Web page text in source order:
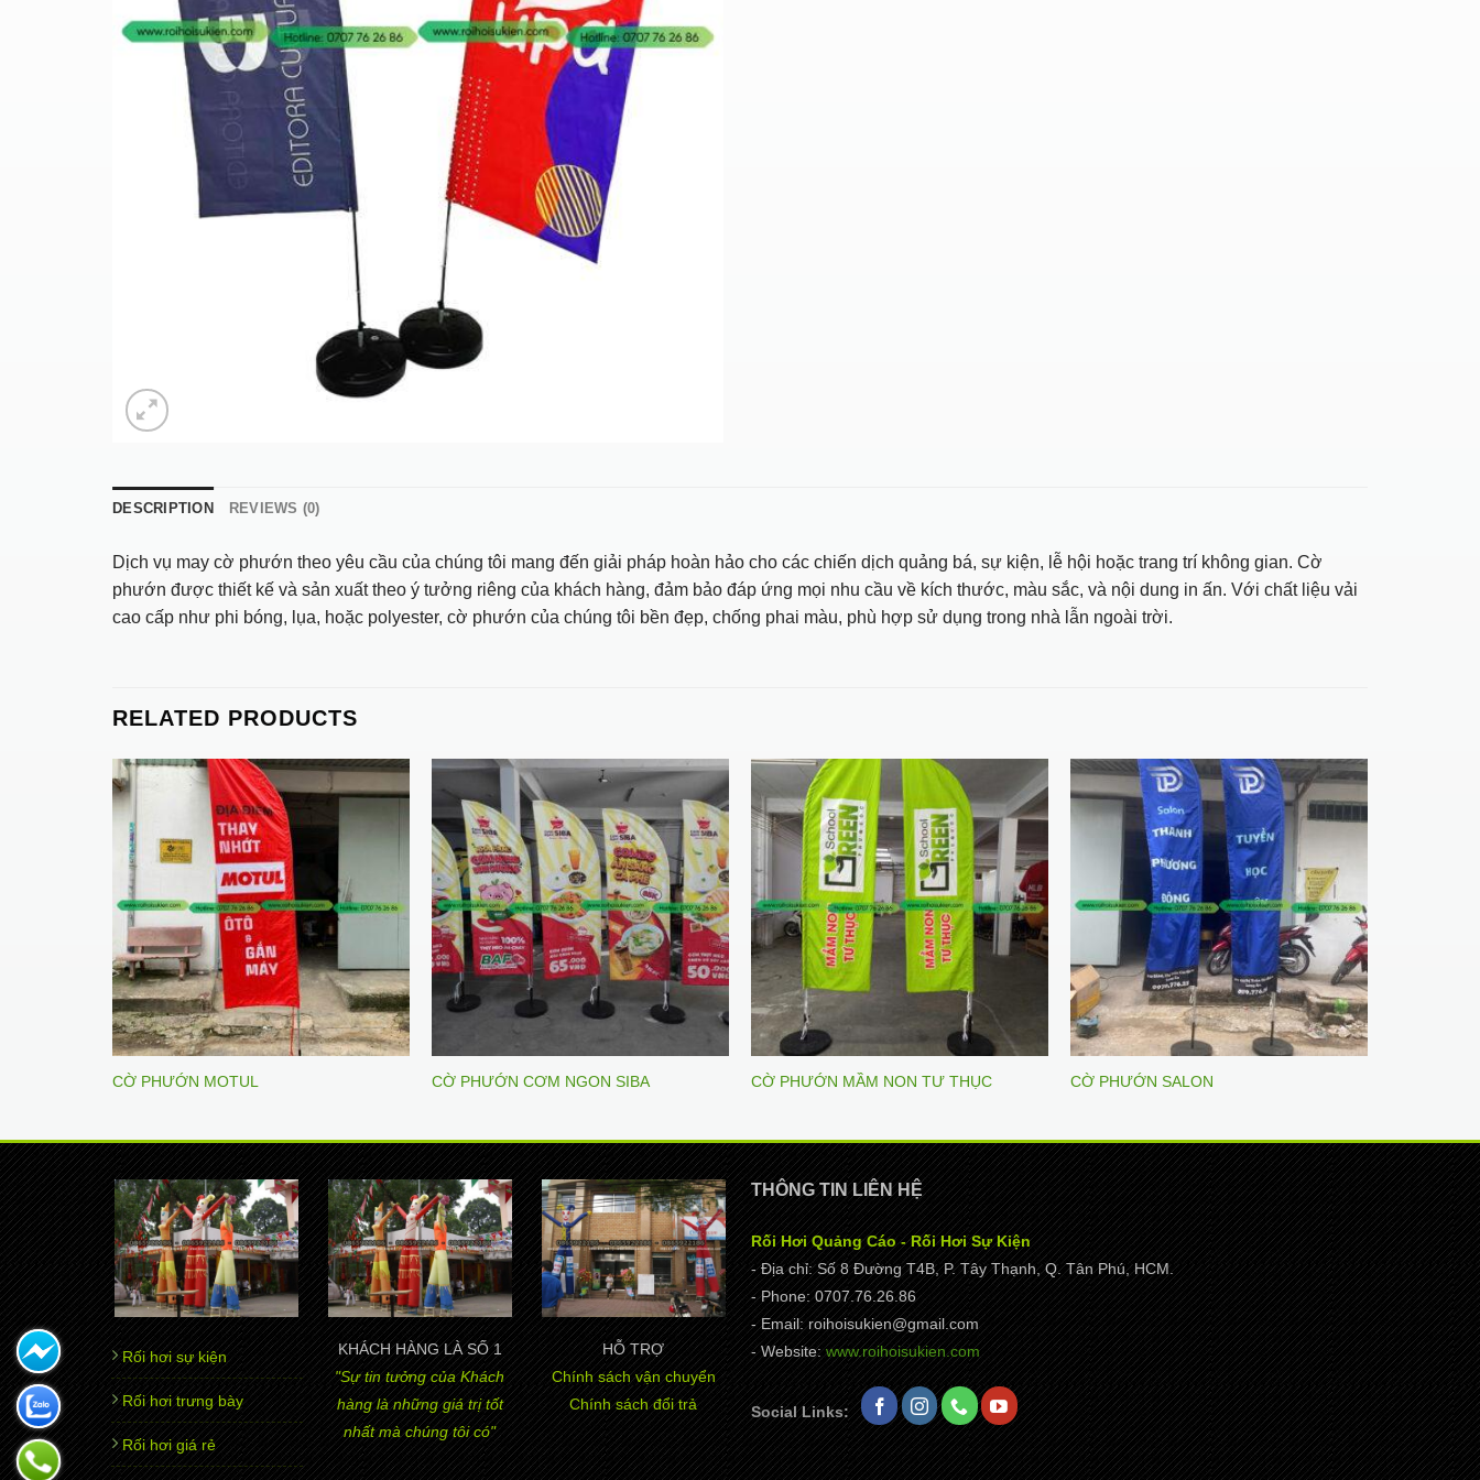
DESCRIPTION REVIEWS (0)
Dịch vụ may cờ phướn theo yêu cầu của chúng tôi mang đến giải pháp hoàn hảo cho các chiến dịch quảng bá, sự kiện, lễ hội hoặc trang trí không gian. Cờ
phướn được thiết kế và sản xuất theo ý tưởng riêng của khách hàng, đảm bảo đáp ứng mọi nhu cầu về kích thước, màu sắc, và nội dung in ấn. Với chất liệu vải
cao cấp như phi bóng, lụa, hoặc polyester, cờ phướn của chúng tôi bền đẹp, chống phai màu, phù hợp sử dụng trong nhà lẫn ngoài trời.
RELATED PRODUCTS
CỜ PHƯỚN MOTUL CỜ PHƯỚN CƠM NGON SIBA CỜ PHƯỚN MẦM NON TƯ THỤC CỜ PHƯỚN SALON
Rối hơi sự kiện
Rối hơi trưng bày
Rối hơi giá rẻ
KHÁCH HÀNG LÀ SỐ 1
"Sự tin tưởng của Khách
hàng là những giá trị tốt
nhất mà chúng tôi có"
HỖ TRỢ
Chính sách vận chuyển
Chính sách đổi trả
THÔNG TIN LIÊN HỆ
Rối Hơi Quảng Cáo - Rối Hơi Sự Kiện
- Địa chỉ: Số 8 Đường T4B, P. Tây Thạnh, Q. Tân Phú, HCM.
- Phone: 0707.76.26.86
- Email: roihoisukien@gmail.com
- Website: www.roihoisukien.com
Social Links: